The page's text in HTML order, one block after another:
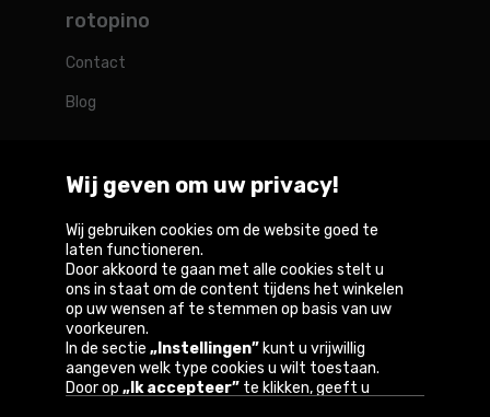
rotopino
Contact
Blog
Rotopino in de wereld
Belgique Deutschland France Nederland Österreich
Copyright © 2026
Wij geven om uw privacy!
Wij gebruiken cookies om de website goed te
laten functioneren.
Door akkoord te gaan met alle cookies stelt u
ons in staat om de content tijdens het winkelen
op uw wensen af te stemmen op basis van uw
voorkeuren.
In de sectie „Instellingen” kunt u vrijwillig
aangeven welk type cookies u wilt toestaan.
Door op „Ik accepteer” te klikken, geeft u